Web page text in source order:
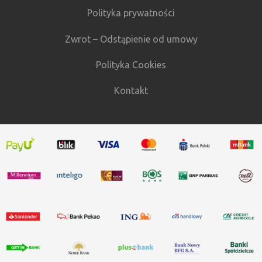
Polityka prywatności
Zwrot – Odstąpienie od umowy
Polityka Cookies
Kontakt